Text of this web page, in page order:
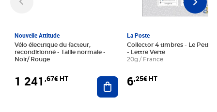
Nouvelle Attitude
Vélo électrique du facteur,
reconditionné - Taille normale -
Noir/ Rouge
1 241 ,67€ HT Ajouter au panier
La Poste
Collector 4 timbres - Le Petit
- Lettre Verte
20g / France
6,25€ HT